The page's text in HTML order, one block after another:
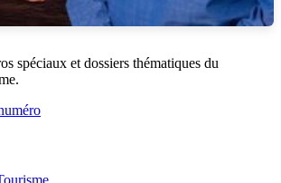
spéciaux et dossiers thématiques du